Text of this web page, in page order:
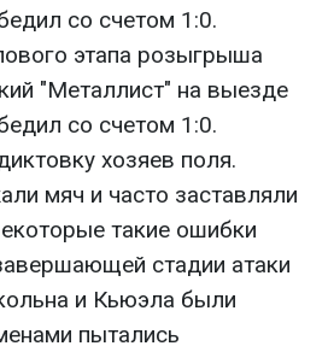
со счетом 1:0.
этапа розыгрыша
"Металлист" на выезде
со счетом 1:0.
хозяев поля.
мяч и часто заставляли
такие ошибки
стадии атаки
и Кьюэла были
пытались